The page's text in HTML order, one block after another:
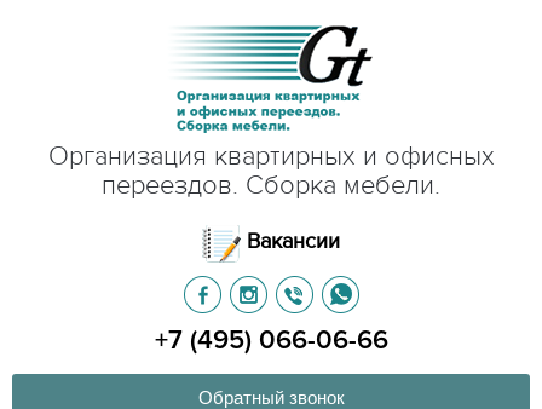
Организация квартирных и офисных
переездов. Сборка мебели.
Вакансии
+7 (495) 066-06-66
Обратный звонок